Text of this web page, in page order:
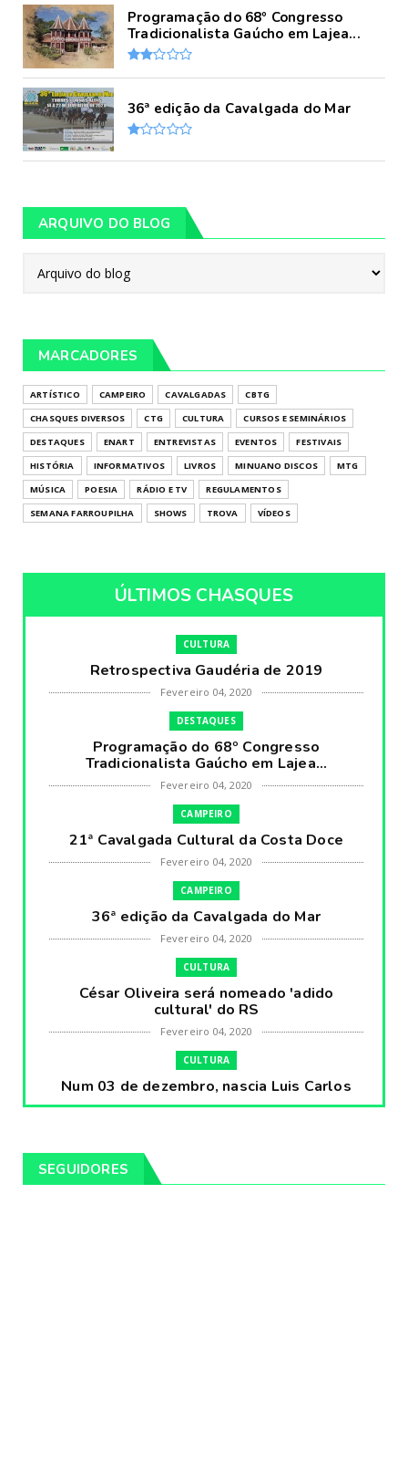
Programação do 68º Congresso
Tradicionalista Gaúcho em Lajea...
36ª edição da Cavalgada do Mar
ARQUIVO DO BLOG
MARCADORES
ARTÍSTICO CAMPEIRO CAVALGADAS
CBTG
CHASQUES DIVERSOS
CTG CULTURA
CURSOS E SEMINÁRIOS
DESTAQUES
ENART ENTREVISTAS EVENTOS
FESTIVAIS
HISTÓRIA
INFORMATIVOS LIVROS MINUANO DISCOS
MTG
MÚSICA
POESIA RÁDIO E TV
REGULAMENTOS
SEMANA FARROUPILHA
SHOWS TROVA VÍDEOS
ÚLTIMOS CHASQUES
CULTURA
Retrospectiva Gaudéria de 2019
Fevereiro 04, 2020
DESTAQUES
Programação do 68º Congresso
Tradicionalista Gaúcho em Lajea...
Fevereiro 04, 2020
CAMPEIRO
21ª Cavalgada Cultural da Costa Doce
Fevereiro 04, 2020
CAMPEIRO
36ª edição da Cavalgada do Mar
Fevereiro 04, 2020
CULTURA
César Oliveira será nomeado 'adido
cultural' do RS
Fevereiro 04, 2020
CULTURA
Num 03 de dezembro, nascia Luis Carlos
Prestes, o Cavaleiro ...
Pintores da Temática Gauchesca - parte
SEGUIDORES